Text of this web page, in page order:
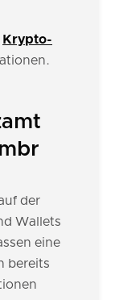
Krypto-
der
Wallets
eine
bereits